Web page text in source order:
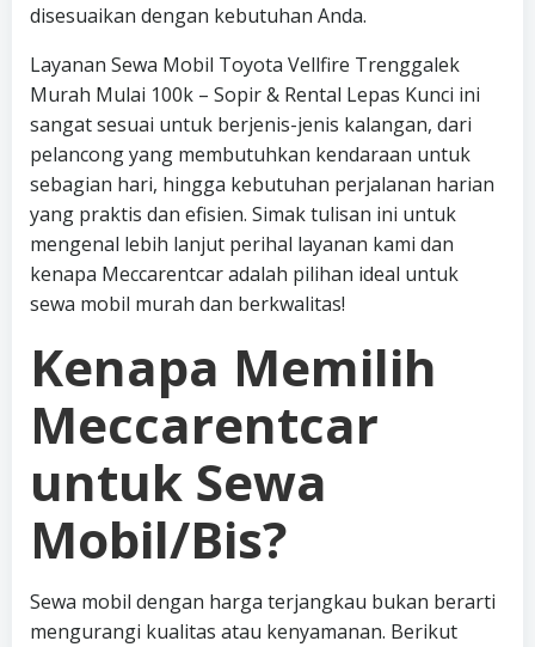
disesuaikan dengan kebutuhan Anda.
Layanan Sewa Mobil Toyota Vellfire Trenggalek
Murah Mulai 100k – Sopir & Rental Lepas Kunci ini
sangat sesuai untuk berjenis-jenis kalangan, dari
pelancong yang membutuhkan kendaraan untuk
sebagian hari, hingga kebutuhan perjalanan harian
yang praktis dan efisien. Simak tulisan ini untuk
mengenal lebih lanjut perihal layanan kami dan
kenapa Meccarentcar adalah pilihan ideal untuk
sewa mobil murah dan berkwalitas!
Kenapa Memilih
Meccarentcar
untuk Sewa
Mobil/Bis?
Sewa mobil dengan harga terjangkau bukan berarti
mengurangi kualitas atau kenyamanan. Berikut